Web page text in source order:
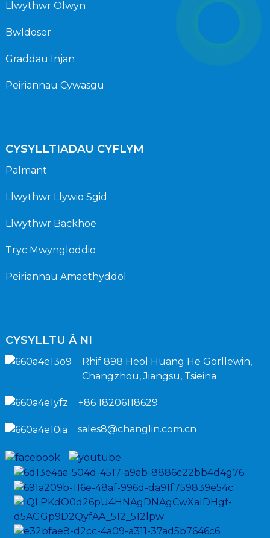
Llwythwr Olwyn
Bwldoser
Graddau Injan
Peiriannau Cywasgu
CYSYLLTIADAU CYFLYM
Palmant
Llwythwr Llywio Sgid
Llwythwr Backhoe
Tryc Mwyngloddio
Peiriannau Amaethyddol
CYSYLLTU Â NI
Rhif 898 Heol Huang He Gorllewin,
Changzhou, Jiangsu, Tsieina
+86 18206118629
sales8@changlin.com.cn